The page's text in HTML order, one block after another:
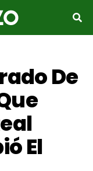
De
El